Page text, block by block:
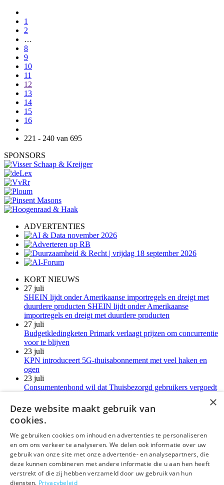
1
2
…
8
9
10
11
12
13
14
15
16
221 - 240 van 695
SPONSORS
ADVERTENTIES
KORT NIEUWS
27 juli
SHEIN lijdt onder Amerikaanse importregels en dreigt met
duurdere producten SHEIN lijdt onder Amerikaanse
importregels en dreigt met duurdere producten
27 juli
Budgetkledingketen Primark verlaagt prijzen om concurrentie
voor te blijven
23 juli
KPN introduceert 5G-thuisabonnement met veel haken en
ogen
23 juli
Consumentenbond wil dat Thuisbezorgd gebruikers vergoedt
21 juli
LG-monitoren installeren reclamesoftware zonder melding
Meer kort nieuws
deLex
©Uitgeverij deLex
×
Deze website maakt gebruik van
cookies.
We gebruiken cookies om inhoud en advertenties te personaliseren
en om ons verkeer te analyseren. We delen ook informatie over uw
gebruik van onze site met onze advertentie- en analysepartners, die
deze kunnen combineren met andere informatie die u aan hen heeft
verstrekt of die zij hebben verzameld door uw gebruik van hun
diensten. Privacybeleid